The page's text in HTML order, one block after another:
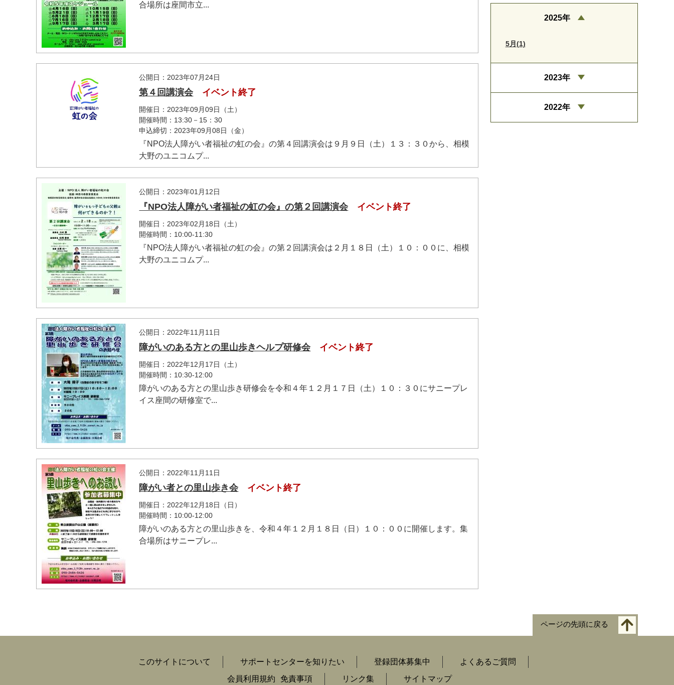
合場所は座間市立...
公開日：2023年07月24日
第４回講演会 イベント終了
開催日：2023年09月09日（土）
開催時間：13:30－15：30
申込締切：2023年09月08日（金）
『NPO法人障がい者福祉の虹の会』の第４回講演会は９月９日（土）１３：３０から、相模
大野のユニコムプ...
公開日：2023年01月12日
『NPO法人障がい者福祉の虹の会』の第２回講演会 イベント終了
開催日：2023年02月18日（土）
開催時間：10:00-11:30
『NPO法人障がい者福祉の虹の会』の第２回講演会は２月１８日（土）１０：００に、相模
大野のユニコムプ...
公開日：2022年11月11日
障がいのある方との里山歩きヘルプ研修会 イベント終了
開催日：2022年12月17日（土）
開催時間：10:30-12:00
障がいのある方との里山歩き研修会を令和４年１２月１７日（土）１０：３０にサニープレ
イス座間の研修室で...
公開日：2022年11月11日
障がい者との里山歩き会 イベント終了
開催日：2022年12月18日（日）
開催時間：10:00-12:00
障がいのある方との里山歩きを、令和４年１２月１８日（日）１０：００に開催します。集
合場所はサニープレ...
2025年
5月(1)
2023年
2022年
ページの先頭に戻る
このサイトについて サポートセンターを知りたい 登録団体募集中
よくあるご質問
会員利用規約
免責事項 リンク集 サイトマップ